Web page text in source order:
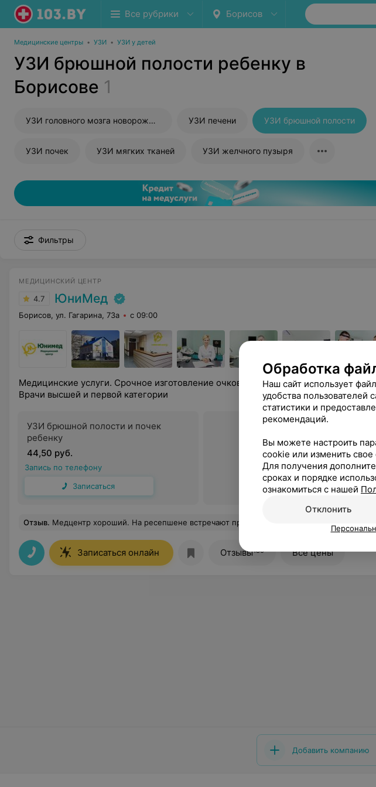
Все рубрики Борисов
Медицинские центры • УЗИ • УЗИ у детей
УЗИ брюшной полости ребенку в
Борисове 1
УЗИ головного мозга новорожденного УЗИ печени УЗИ брюшной полости
УЗИ почек УЗИ мягких тканей УЗИ желчного пузыря
Фильтры
МЕДИЦИНСКИЙ ЦЕНТР
4.7 ЮниМед
Борисов, ул. Гагарина, 73а с 09:00
Медицинские услуги. Срочное изготовление очков. Взрослые и детские приёмы.
Врачи высшей и первой категории
УЗИ брюшной полости и почек
ребенку
44,50 руб.
Запись по телефону
Записаться
Все цены
Отзыв. Медцентр хороший. На ресепшене встречают приветливые и доброжелательные девушки, нет очередей, прием проходит по времени. Хочу также поблагодарить Моисеева Александра Владимировича за его профессионализм и внимательное отношение ко всем пациентам!
Записаться онлайн Отзывы180 Все цены
Добавить компанию
Обработка
Наш сайт использует
удобства пользователей
статистики и
рекомендаций.
Вы можете настроить
cookie или изменить
Для получения
сроках и порядке
ознакомиться с нашей
Отклонить